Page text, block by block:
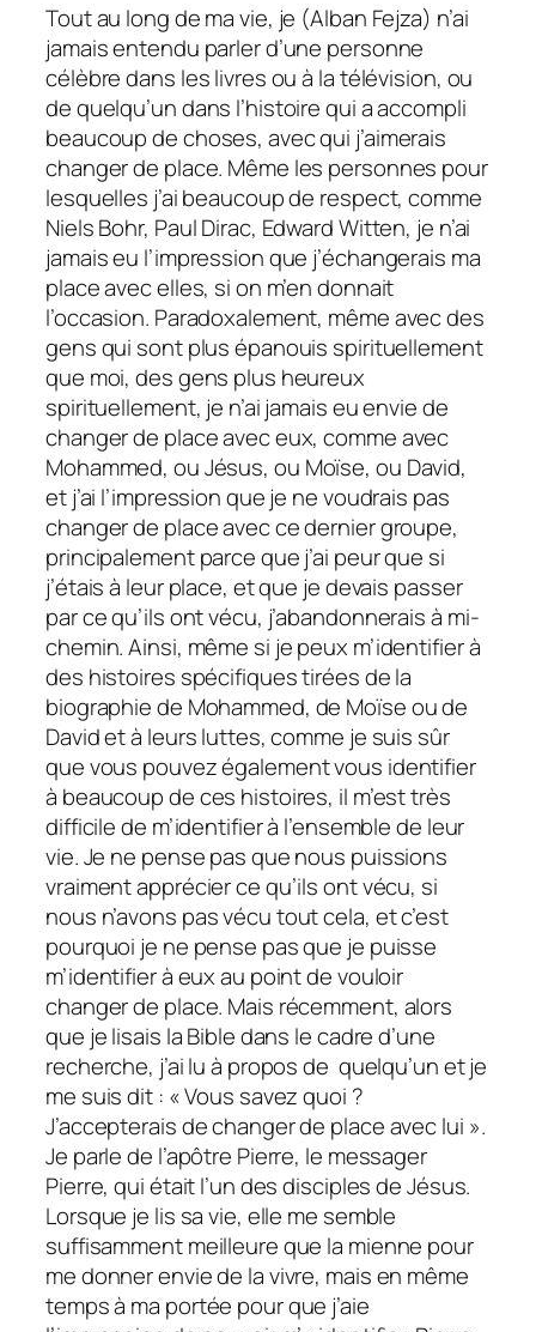
Tout au long de ma vie, je (Alban Fejza) n’ai
jamais entendu parler d’une personne
célèbre dans les livres ou à la télévision, ou
de quelqu’un dans l’histoire qui a accompli
beaucoup de choses, avec qui j’aimerais
changer de place. Même les personnes pour
lesquelles j’ai beaucoup de respect, comme
Niels Bohr, Paul Dirac, Edward Witten, je n’ai
jamais eu l’impression que j’échangerais ma
place avec elles, si on m’en donnait
l’occasion. Paradoxalement, même avec des
gens qui sont plus épanouis spirituellement
que moi, des gens plus heureux
spirituellement, je n’ai jamais eu envie de
changer de place avec eux, comme avec
Mohammed, ou Jésus, ou Moïse, ou David,
et j’ai l’impression que je ne voudrais pas
changer de place avec ce dernier groupe,
principalement parce que j’ai peur que si
j’étais à leur place, et que je devais passer
par ce qu’ils ont vécu, j’abandonnerais à mi-
chemin. Ainsi, même si je peux m’identifier à
des histoires spécifiques tirées de la
biographie de Mohammed, de Moïse ou de
David et à leurs luttes, comme je suis sûr
que vous pouvez également vous identifier
à beaucoup de ces histoires, il m’est très
difficile de m’identifier à l’ensemble de leur
vie. Je ne pense pas que nous puissions
vraiment apprécier ce qu’ils ont vécu, si
nous n’avons pas vécu tout cela, et c’est
pourquoi je ne pense pas que je puisse
m’identifier à eux au point de vouloir
changer de place. Mais récemment, alors
que je lisais la Bible dans le cadre d’une
recherche, j’ai lu à propos de quelqu’un et je
me suis dit : « Vous savez quoi ?
J’accepterais de changer de place avec lui ».
Je parle de l’apôtre Pierre, le messager
Pierre, qui était l’un des disciples de Jésus.
Lorsque je lis sa vie, elle me semble
suffisamment meilleure que la mienne pour
me donner envie de la vivre, mais en même
temps à ma portée pour que j’aie